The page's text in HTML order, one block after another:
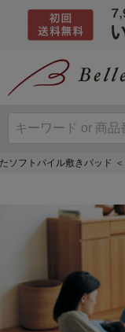
ソフトパイル敷きパッド